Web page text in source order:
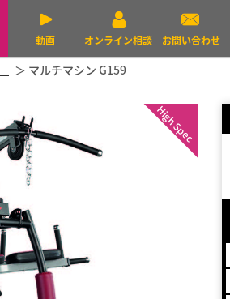
動画 オンライン相談 お問い合わせ
マルチマシン G159
High Spec